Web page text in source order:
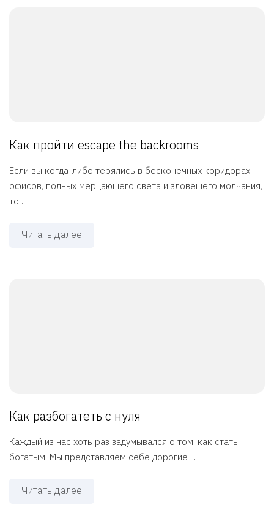
Как пройти escape the backrooms
Если вы когда-либо терялись в бесконечных коридорах
офисов, полных мерцающего света и зловещего молчания,
то ...
Читать далее
Как разбогатеть с нуля
Каждый из нас хоть раз задумывался о том, как стать
богатым. Мы представляем себе дорогие ...
Читать далее